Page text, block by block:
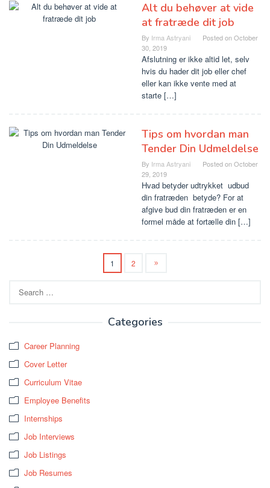
Alt du behøver at vide
at fratræde dit job
By Irma Astryani Posted onOctober
30, 2019
Afslutning er ikke altid let, selv
hvis du hader dit job eller chef
eller kan ikke vente med at
starte […]
Tips om hvordan man
Tender Din Udmeldelse
By Irma Astryani Posted onOctober
29, 2019
Hvad betyder udtrykket udbud
din fratræden betyde? For at
afgive bud din fratræden er en
formel måde at fortælle din […]
1 2
for:
Categories
Career Planning
Cover Letter
Curriculum Vitae
Employee Benefits
Internships
Job Interviews
Job Listings
Job Resumes